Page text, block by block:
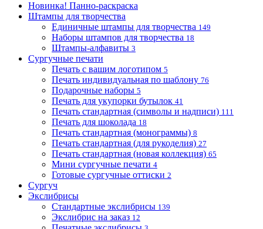
Новинка! Панно-раскраска
Штампы для творчества
Единичные штампы для творчества 149
Наборы штампов для творчества 18
Штампы-алфавиты 3
Сургучные печати
Печать с вашим логотипом 5
Печать индивидуальная по шаблону 76
Подарочные наборы 5
Печать для укупорки бутылок 41
Печать стандартная (символы и надписи) 111
Печать для шоколада 18
Печать стандартная (монограммы) 8
Печать стандартная (для рукоделия) 27
Печать стандартная (новая коллекция) 65
Мини сургучные печати 4
Готовые сургучные оттиски 2
Сургуч
Экслибрисы
Стандартные экслибрисы 139
Экслибрис на заказ 12